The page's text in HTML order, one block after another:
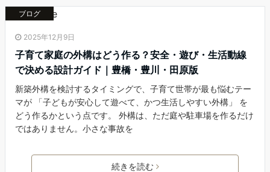
ブログ
2025年12月9日
子育て家庭の外構はどう作る？安全・遊び・生活動線
で決める設計ガイド｜豊橋・豊川・田原版
新築外構を検討するタイミングで、子育て世帯が最も悩むテー
マが 「子どもが安心して遊べて、かつ生活しやすい外構」 を
どう作るかという点です。 外構は、ただ庭や駐車場を作るだけ
ではありません。小さな事故を
続きを読む